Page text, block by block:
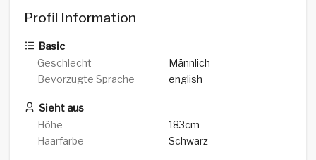
Profil Information
Basic
Geschlecht
Männlich
Bevorzugte Sprache
english
Sieht aus
Höhe
183cm
Haarfarbe
Schwarz